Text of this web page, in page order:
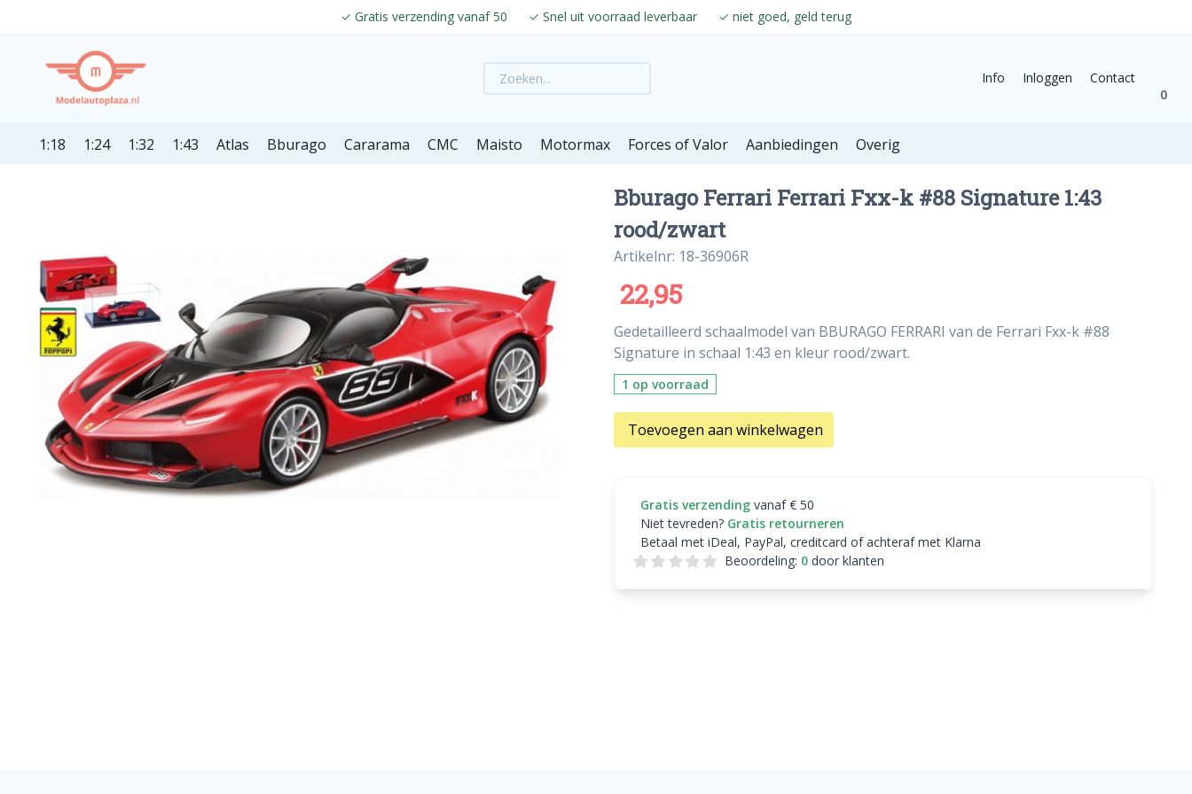
✓ Gratis verzending vanaf 50 ✓ Snel uit voorraad leverbaar ✓ niet goed, geld terug
Info Inloggen
Contact
0
1:18 1:24 1:32 1:43 Atlas Bburago Cararama CMC Maisto Motormax Forces of Valor Aanbiedingen Overig
Bburago Ferrari Ferrari Fxx-k #88 Signature 1:43
rood/zwart
Artikelnr: 18-36906R
22,95
Gedetailleerd schaalmodel van BBURAGO FERRARI van de Ferrari Fxx-k #88
Signature in schaal 1:43 en kleur rood/zwart.
1 op voorraad
Toevoegen aan winkelwagen
Gratis verzending vanaf € 50
Niet tevreden? Gratis retourneren
Betaal met iDeal, PayPal, creditcard of achteraf met Klarna
Beoordeling: 0door klanten